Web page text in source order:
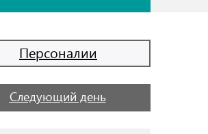
Персоналии
Следующий день